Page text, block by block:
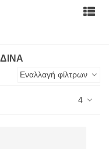
Εναλλαγή φίλτρων
4